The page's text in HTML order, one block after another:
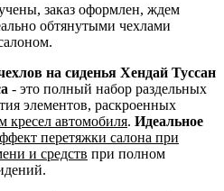
заказ оформлен, ждем
обтянутыми чехлами
на сиденья Хендай Туссан
- это полный набор раздельных
элементов, раскроенных
кресел автомобиля. Идеальное
перетяжки салона при
и средств при полном